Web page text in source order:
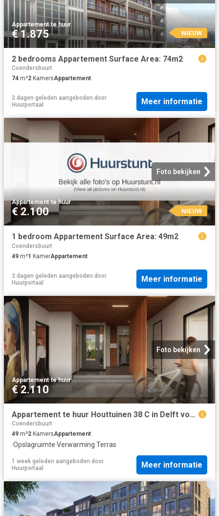
Appartement·te huur
€ 1.875 NIEUW
2 bedrooms Appartement Surface Area: 74m2
Coendersbuurt
74 m²2 KamersAppartement
2 dagen geleden aangeboden door
Huurportaal
Meer informatie
Foto bekijken
Appartement·te huur
€ 2.100 NIEUW
1 bedroom Appartement Surface Area: 49m2
Coendersbuurt
49 m²1 KamerAppartement
2 dagen geleden aangeboden door
Huurportaal
Meer informatie
Foto bekijken
Appartement·te huur
€ 2.110
Appartement te huur Houttuinen 38 C in Delft voor € 2.110
Coendersbuurt
49 m²2 KamersAppartement
·Opslagruimte·Verwarming·Terras
1 week geleden aangeboden door
Huurportaal
Meer informatie